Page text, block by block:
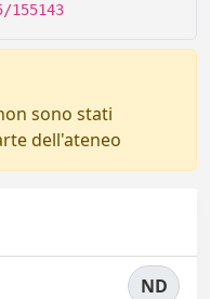
sono stati
dell'ateneo
ND